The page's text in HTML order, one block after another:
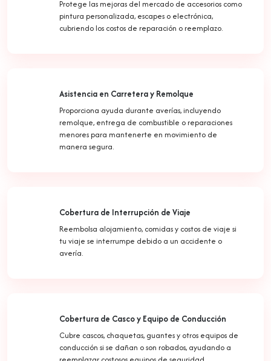
Protege las mejoras del mercado de accesorios como
pintura personalizada, escapes o electrónica,
cubriendo los costos de reparación o reemplazo.
Asistencia en Carretera y Remolque
Proporciona ayuda durante averías, incluyendo
remolque, entrega de combustible o reparaciones
menores para mantenerte en movimiento de
manera segura.
Cobertura de Interrupción de Viaje
Reembolsa alojamiento, comidas y costos de viaje si
tu viaje se interrumpe debido a un accidente o
avería.
Cobertura de Casco y Equipo de Conducción
Cubre cascos, chaquetas, guantes y otros equipos de
conducción si se dañan o son robados, ayudando a